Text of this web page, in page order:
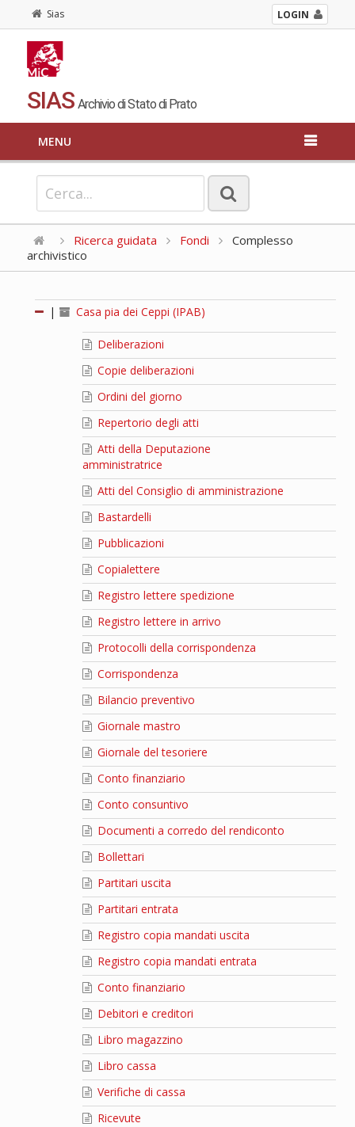
Sias LOGIN
SIAS Archivio di Stato di Prato
MENU
Ricerca guidata Fondi
Complesso
archivistico
| Casa pia dei Ceppi (IPAB)
Deliberazioni
Copie deliberazioni
Ordini del giorno
Repertorio degli atti
Atti della Deputazione
amministratrice
Atti del Consiglio di amministrazione
Bastardelli
Pubblicazioni
Copialettere
Registro lettere spedizione
Registro lettere in arrivo
Protocolli della corrispondenza
Corrispondenza
Bilancio preventivo
Giornale mastro
Giornale del tesoriere
Conto finanziario
Conto consuntivo
Documenti a corredo del rendiconto
Bollettari
Partitari uscita
Partitari entrata
Registro copia mandati uscita
Registro copia mandati entrata
Conto finanziario
Debitori e creditori
Libro magazzino
Libro cassa
Verifiche di cassa
Ricevute